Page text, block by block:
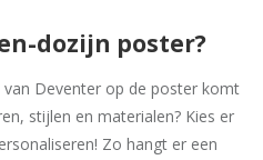
dozijn poster?
Deventer op de poster komt
stijlen en materialen? Kies er
Zo hangt er een